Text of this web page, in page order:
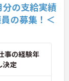
分の支給実績
の募集！＜
事の経験年
決定